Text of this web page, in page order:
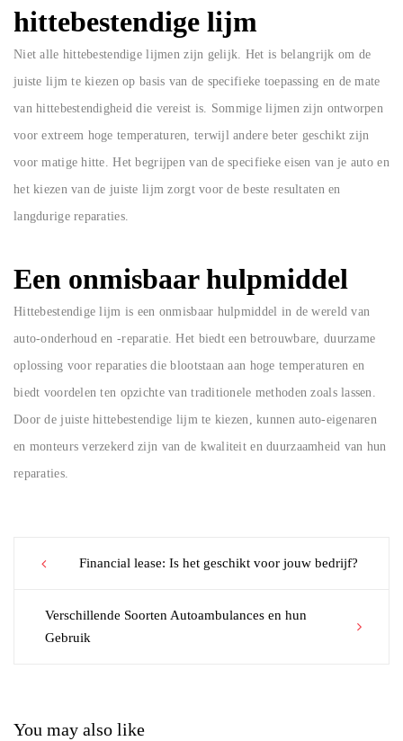
hittebestendige lijm
Niet alle hittebestendige lijmen zijn gelijk. Het is belangrijk om de
juiste lijm te kiezen op basis van de specifieke toepassing en de mate
van hittebestendigheid die vereist is. Sommige lijmen zijn ontworpen
voor extreem hoge temperaturen, terwijl andere beter geschikt zijn
voor matige hitte. Het begrijpen van de specifieke eisen van je auto en
het kiezen van de juiste lijm zorgt voor de beste resultaten en
langdurige reparaties.
Een onmisbaar hulpmiddel
Hittebestendige lijm is een onmisbaar hulpmiddel in de wereld van
auto-onderhoud en -reparatie. Het biedt een betrouwbare, duurzame
oplossing voor reparaties die blootstaan aan hoge temperaturen en
biedt voordelen ten opzichte van traditionele methoden zoals lassen.
Door de juiste hittebestendige lijm te kiezen, kunnen auto-eigenaren
en monteurs verzekerd zijn van de kwaliteit en duurzaamheid van hun
reparaties.
Post
Financial lease: Is het geschikt voor jouw bedrijf?
Verschillende Soorten Autoambulances en hun
Gebruik
You may also like